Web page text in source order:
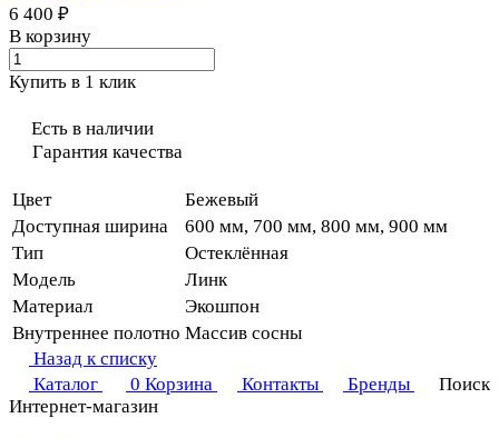
6 400 ₽
В корзину
Купить в 1 клик
Есть в наличии
Гарантия качества
Цвет
Бежевый
Доступная ширина
600 мм, 700 мм, 800 мм, 900 мм
Тип
Остеклённая
Модель
Линк
Материал
Экошпон
Внутреннее полотно Массив сосны
Назад к списку
Каталог
0 Корзина Контакты Бренды
Поиск
Интернет-магазин